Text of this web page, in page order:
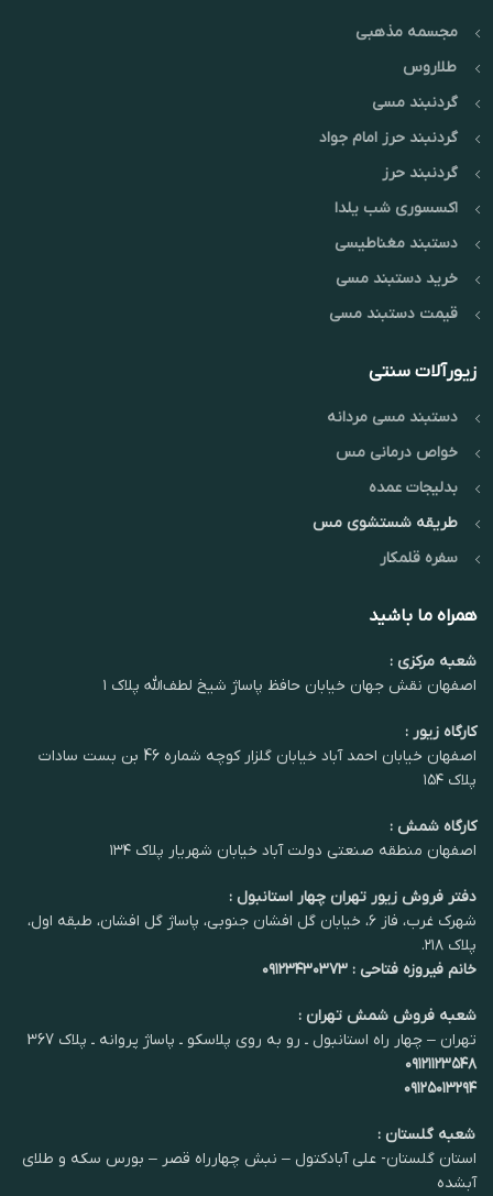
مجسمه مذهبی
طلاروس
گردنبند مسی
گردنبند حرز امام جواد
گردنبند حرز
اکسسوری شب یلدا
دستبند مغناطیسی
خرید دستبند مسی
قیمت دستبند مسی
زیورآلات سنتی
دستبند مسی مردانه
خواص درمانی مس
بدلیجات عمده
طریقه شستشوی مس
سفره قلمکار
همراه ما باشید
شعبه مرکزی :
اصفهان نقش جهان خیابان حافظ پاساژ شیخ لطف‌الله پلاک ۱
کارگاه زیور :
اصفهان خیابان احمد آباد خیابان گلزار کوچه شماره 46 بن بست سادات
پلاک ۱۵۴
کارگاه شمش :
اصفهان منطقه صنعتی دولت آباد خیابان شهریار پلاک ۱۳۴
دفتر فروش زیور تهران چهار استانبول :
شهرک غرب، فاز ۶، خیابان گل افشان جنوبی، پاساژ گل افشان، طبقه اول،
پلاک ۲۱۸.
خانم فیروزه فتاحی : ۰۹۱۲۳۴۳۰۳۷۳
شعبه فروش شمش تهران :
تهران – چهار راه استانبول ـ رو به روی پلاسکو ـ پاساژ پروانه ـ پلاک 367
۰۹۱۲۱۱۲۳۵۴۸
۰۹۱۲۵۰۱۳۲۹۴
شعبه گلستان :
استان گلستان- علی آبادکتول – نبش چهارراه قصر – بورس سکه و طلای
آبشده